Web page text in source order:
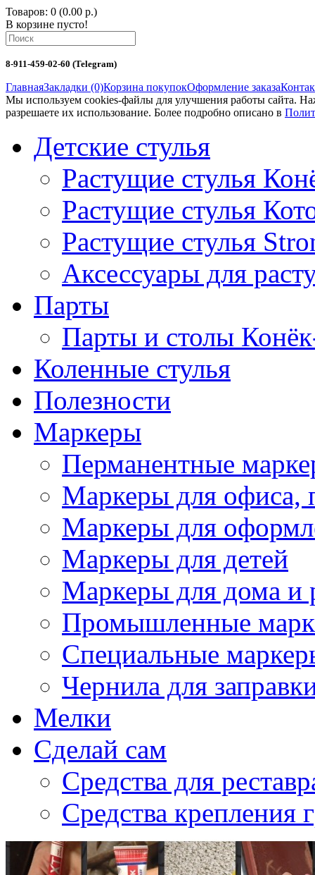
Товаров: 0 (0.00 р.)
В корзине пусто!
8-911-459-02-60 (Telegram)
ГлавнаяЗакладки (0)Корзина покупокОформление заказа
Мы используем cookies-файлы для улучшения работы сайта.
разрешаете их использование. Более подробно описано в
Детские стулья
Растущие стулья
Растущие стулья
Растущие стулья
Аксессуары для
Парты
Парты и столы
Коленныe стулья
Полезности
Маркеры
Перманентные
Маркеры для офиса,
Маркеры для
Маркеры для детей
Маркеры для дома и
Промышленные
Специальные
Чернила для
Мелки
Сделай сам
Средства для
Средства крепления